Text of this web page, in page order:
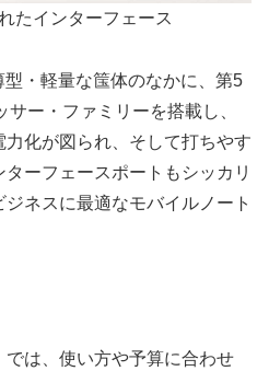
たインターフェース
型・軽量な筺体のなかに、第5
ー・ファミリーを搭載し、
化が図られ、そして打ちやす
ーフェースポートもシッカリ
ネスに最適なモバイルノート
では、使い方や予算に合わせ